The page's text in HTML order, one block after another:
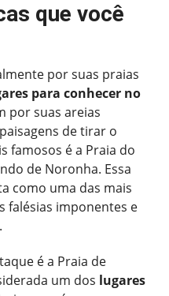
que você
por suas praias
para conhecer no
por suas areias
de tirar o
famosos é a Praia do
de Noronha. Essa
como uma das mais
falésias imponentes e
é a Praia de
um dos lugares